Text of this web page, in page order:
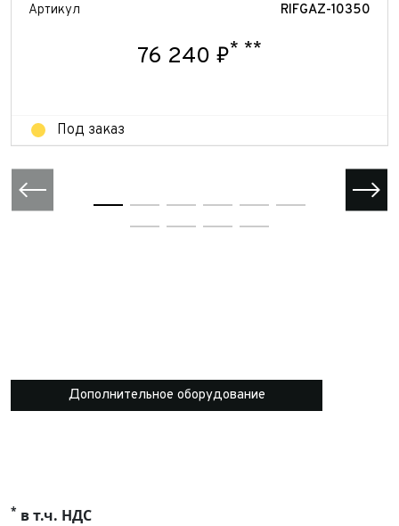
Артикул RIFGAZ-10350
76 240 ₽* **
Под заказ
Дополнительное оборудование
* в т.ч. НДС